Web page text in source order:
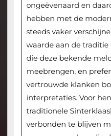
ongeëvenaard en
hebben met de
steeds vaker
waarde aan de
die deze bekende
meebrengen, en
vertrouwde klanken
interpretaties. Voor
traditionele
verbonden te blijven